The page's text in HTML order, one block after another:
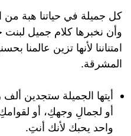
كل جميلة في حياتنا هبة من
وأن نخبرها كلام جميل لبنت
امتناننا لأنها تزين عالمنا
المشرقة.
أيتها الجميلة ستجدين
أو لجمالِ وجهكِ، أو
واحد يحبك لأنك أنتِ.